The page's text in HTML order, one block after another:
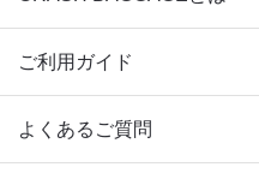
ご利用ガイド
よくあるご質問